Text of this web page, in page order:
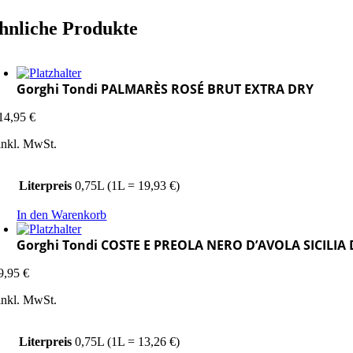
Produkte
Gorghi Tondi PALMARÈS ROSÉ BRUT EXTRA DRY
€
MwSt.
Literpreis 0,75L (1L = 19,93 €)
In den Warenkorb
Gorghi Tondi COSTE E PREOLA NERO D’AVOLA SICILIA
€
MwSt.
Literpreis 0,75L (1L = 13,26 €)